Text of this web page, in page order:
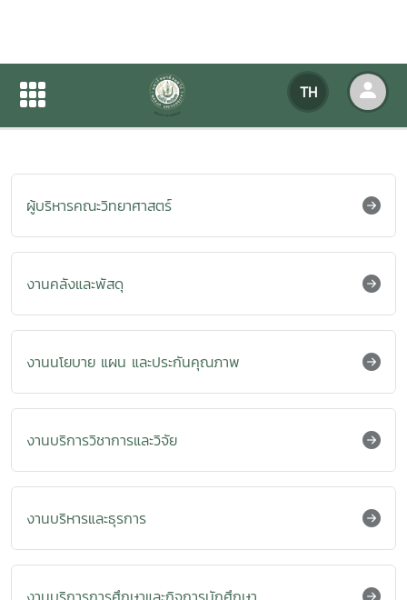
TH
ผู้บริหารคณะวิทยาศาสตร์
เกี่ยวกับหน่วยงาน บุคลากร
ผู้บริหารคณะวิทยาศาสตร์
งานคลังและพัสดุ
งานนโยบาย แผน และประกันคุณภาพ
งานบริการวิชาการและวิจัย
งานบริหารและธุรการ